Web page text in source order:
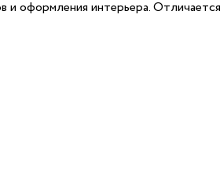
оформления интерьера.